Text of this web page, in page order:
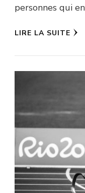
personnes qui
LIRE LA SUITE